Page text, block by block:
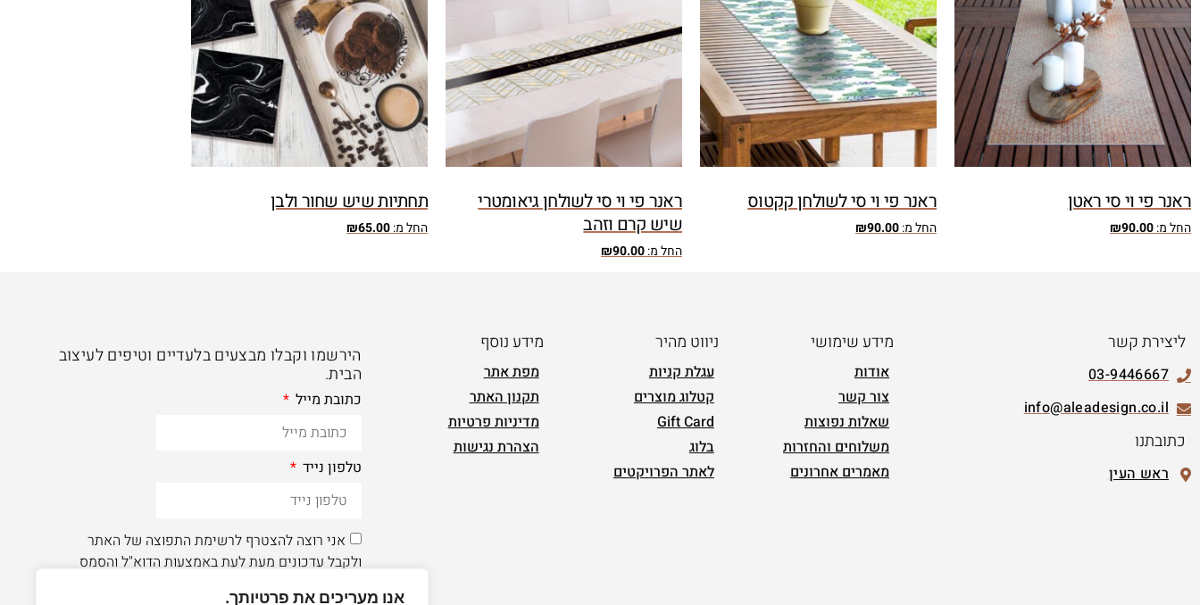
אנו מעריכים את פרטיותך.
ראנר פי וי סי ראטן
החל מ: ₪90.00
ראנר פי וי סי לשולחן קקטוס
החל מ: ₪90.00
ראנר פי וי סי לשולחן גיאומטרי
שיש קרם וזהב
החל מ: ₪90.00
תחתיות שיש שחור ולבן
החל מ: ₪65.00
ליצירת קשר
03-9446667
info@aleadesign.co.il
כתובתנו
ראש העין
מידע שימושי
אודות
צור קשר
שאלות נפוצות
משלוחים והחזרות
מאמרים אחרונים
ניווט מהיר
עגלת קניות
קטלוג מוצרים
Gift Card
בלוג
לאתר הפרויקטים
מידע נוסף
מפת אתר
תקנון האתר
מדיניות פרטיות
הצהרת נגישות
הירשמו וקבלו מבצעים בלעדיים וטיפים לעיצוב
הבית.
כתובת מייל
טלפון נייד
אני רוצה להצטרף לרשימת התפוצה של האתר
ולקבל עדכונים מעת לעת באמצעות הדוא"ל והסמס
הרשמה